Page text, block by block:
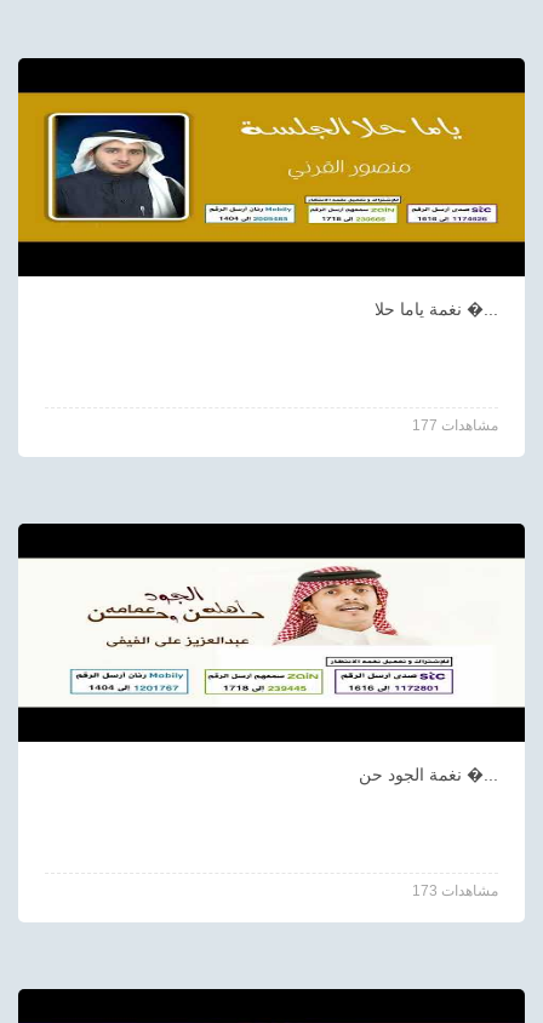
نغمة ياما حلا �...
177 مشاهدات
نغمة الجود حن �...
173 مشاهدات